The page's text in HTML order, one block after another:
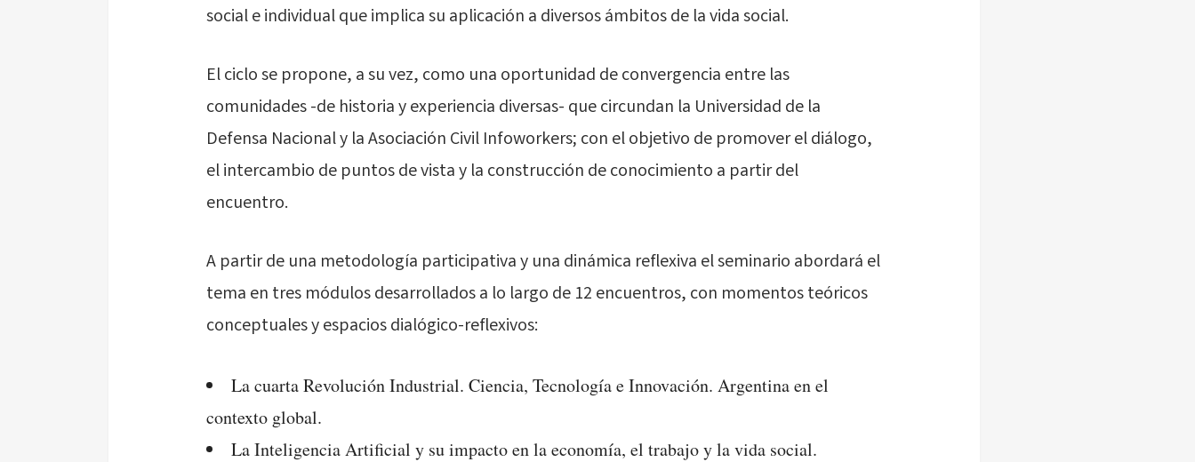
social e individual que implica su aplicación a diversos ámbitos de la vida social.
El ciclo se propone, a su vez, como una oportunidad de convergencia entre las
comunidades -de historia y experiencia diversas- que circundan la Universidad de la
Defensa Nacional y la Asociación Civil Infoworkers; con el objetivo de promover el diálogo,
el intercambio de puntos de vista y la construcción de conocimiento a partir del
encuentro.
A partir de una metodología participativa y una dinámica reflexiva el seminario abordará el
tema en tres módulos desarrollados a lo largo de 12 encuentros, con momentos teóricos
conceptuales y espacios dialógico-reflexivos:
La cuarta Revolución Industrial. Ciencia, Tecnología e Innovación. Argentina en el
contexto global.
La Inteligencia Artificial y su impacto en la economía, el trabajo y la vida social.